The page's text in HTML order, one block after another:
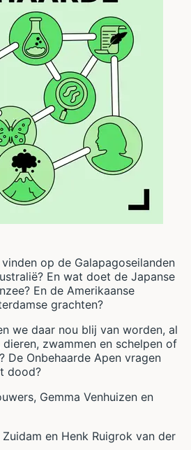
op de Galapagoseilanden
En wat doet de Japanse
En de Amerikaanse
grachten?
we daar nou blij van worden, al
zwammen en schelpen of
De Onbehaarde Apen vragen
dood?
Gemma Venhuizen en
en Henk Ruigrok van der